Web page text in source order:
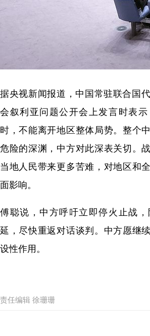
据央视新闻报道，中国常驻联合国
会叙利亚问题公开会上发言时表
时，不能离开地区整体局势。整个
危险的深渊，中方对此深表关切。
当地人民带来更多苦难，对地区和
面影响。
傅聪说，中方呼吁立即停火止战
延，尽快重返对话谈判。中方愿继
设性作用。
责任编辑 徐珊珊